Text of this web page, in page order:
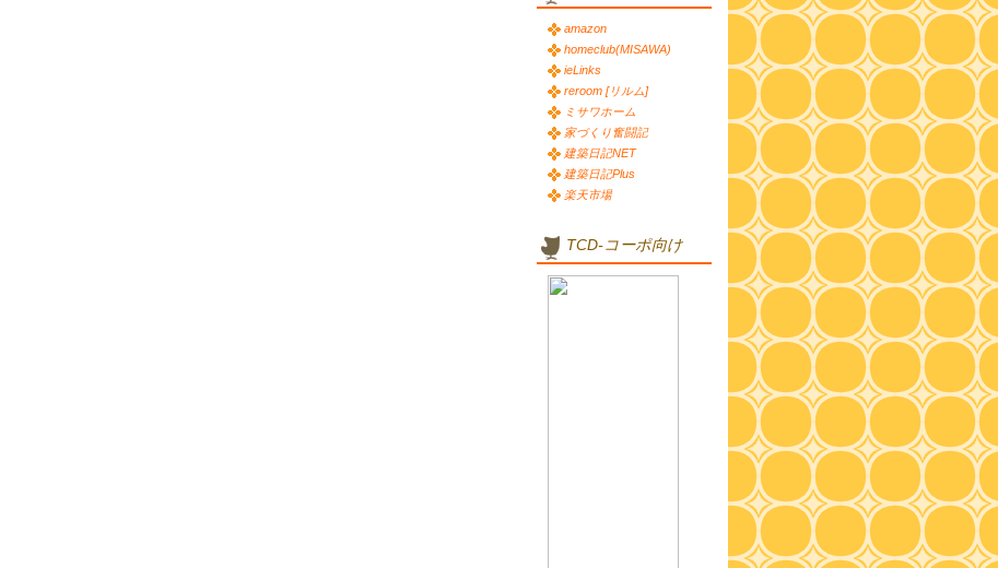
amazon
homeclub(MISAWA)
ieLinks
reroom [リルム]
ミサワホーム
家づくり奮闘記
建築日記NET
建築日記Plus
楽天市場
TCD-コーポ向け